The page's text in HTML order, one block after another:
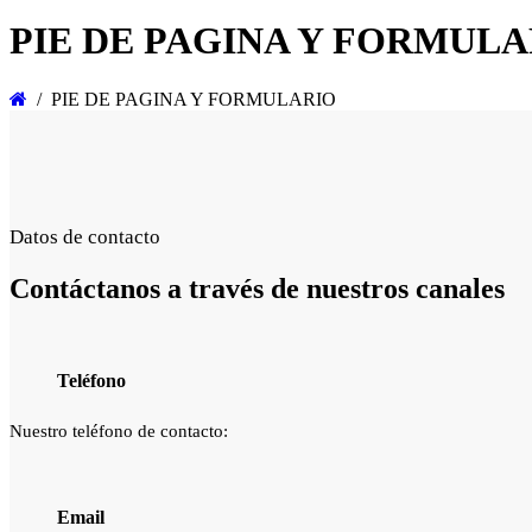
PIE DE PAGINA Y
PIE DE PAGINA Y FORMULARIO
Datos de contacto
Contáctanos a través de nuestros canales
Teléfono
Nuestro teléfono de contacto:
Email